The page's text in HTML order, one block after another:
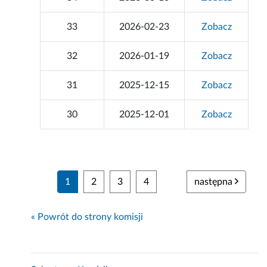
33 2026-02-23 Zobacz
32 2026-01-19 Zobacz
31 2025-12-15 Zobacz
30 2025-12-01 Zobacz
1 2 3 4 następna
« Powrót do strony komisji